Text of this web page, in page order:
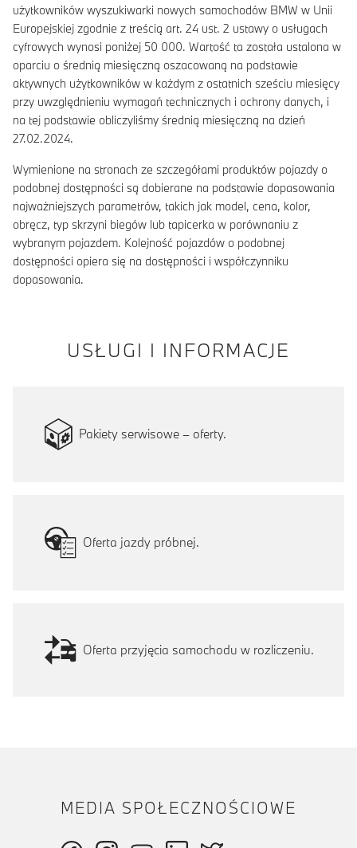
użytkowników wyszukiwarki nowych samochodów BMW w Unii
Europejskiej zgodnie z treścią art. 24 ust. 2 ustawy o usługach
cyfrowych wynosi poniżej 50 000. Wartość ta została ustalona w
oparciu o średnią miesięczną oszacowaną na podstawie
aktywnych użytkowników w każdym z ostatnich sześciu miesięcy
przy uwzględnieniu wymagań technicznych i ochrony danych, i
na tej podstawie obliczyliśmy średnią miesięczną na dzień
27.02.2024.
Wymienione na stronach ze szczegółami produktów pojazdy o
podobnej dostępności są dobierane na podstawie dopasowania
najważniejszych parametrów, takich jak model, cena, kolor,
obręcz, typ skrzyni biegów lub tapicerka w porównaniu z
wybranym pojazdem. Kolejność pojazdów o podobnej
dostępności opiera się na dostępności i współczynniku
dopasowania.
USŁUGI I INFORMACJE
Pakiety serwisowe – oferty.
Oferta jazdy próbnej.
Oferta przyjęcia samochodu w rozliczeniu.
MEDIA SPOŁECZNOŚCIOWE